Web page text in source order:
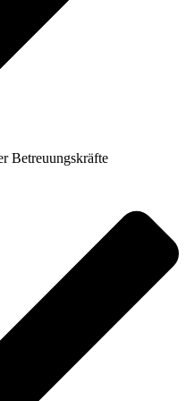
Betreuungskräfte